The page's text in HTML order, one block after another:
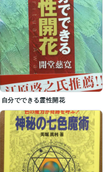
自分でできる霊性開花